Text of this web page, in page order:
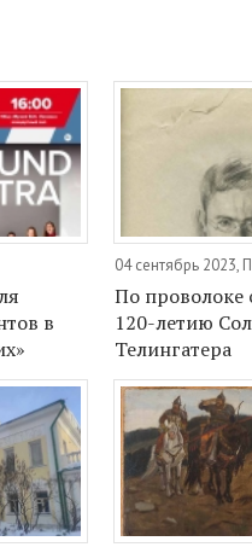
в
04 сентябрь 2023,
По проволоке
120-летию
Телингатера